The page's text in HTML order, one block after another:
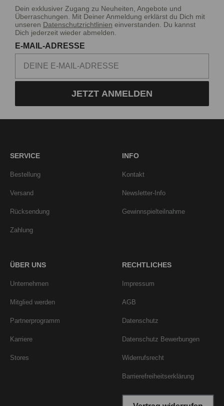
Dein exklusiver Zugang zu Neuheiten, Angebote und
Überraschungen. Mit Deiner Anmeldung erklärst du Dich mit
unseren Datenschutzrichtlinien einverstanden. Du kannst
Dich jederzeit wieder abmelden.
E-MAIL-ADRESSE
JETZT ANMELDEN
SERVICE
Bestellung
Versand
Rücksendung
Zahlung
INFO
Kontakt
Newsletter-Info
Gewinnspielteilnahme
ÜBER UNS
Unternehmen
Mitglied werden
Partnerprogramm
Karriere
Stores
RECHTLICHES
Impressum
AGB
Datenschutz
Datenschutz Bewerbungen
Widerrufsrecht
Barrierefreiheitserklärung